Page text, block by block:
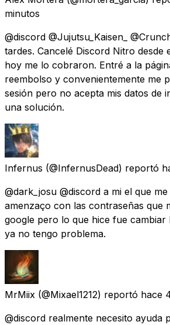
minutos
@discord @Jujutsu_Kaisen_
tardes. Cancelé Discord Nitro desde
hoy me lo cobraron. Entré a la
reembolso y convenientemente me
sesión pero no acepta mis datos de
una solución.
Infernus (@InfernusDead) reportó
@dark_josu @discord a mi el que
amenzaço con las contraseñas que
google pero lo que hice fue cambiar
ya no tengo problema.
MrMiix (@Mixael1212) reportó hace
@discord realmente necesito ayuda